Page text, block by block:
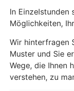
In Einzelstunden
Möglichkeiten,
Wir hinterfragen
Muster und Sie
Wege, die Ihnen
verstehen, zu